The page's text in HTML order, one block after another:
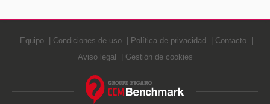
Equipo Condiciones de uso Política de privacidad
Contacto
Aviso legal
Gestión de cookies